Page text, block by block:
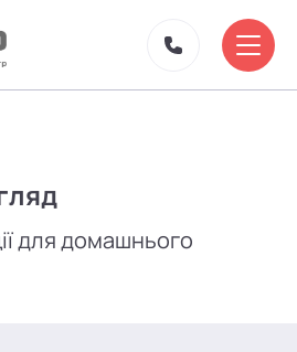
для домашнього